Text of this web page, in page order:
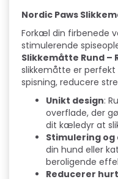
Nordic Paws
Forkæl din firbenede
stimulerende
Slikkemåtte Rund –
slikkemåtte er
spisning, reducere
Unikt design:
overflade, der
dit kæledyr at
Stimulering
din hund eller
beroligende
Reducerer